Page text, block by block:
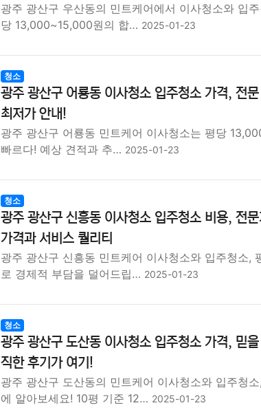
광주 광산구 우산동의 민트케어에서 이사청소와 입
당 13,000~15,000원의 합… 2025-01-23
청소
광주 광산구 어룡동 이사청소 입주청소 가격, 전
최저가 안내!
광주 광산구 어룡동 민트케어 이사청소는 평당
빠르다! 예상 견적과 추… 2025-01-23
청소
광주 광산구 신흥동 이사청소 입주청소 비용, 전
가격과 서비스 퀄리티
광주 광산구 신흥동 민트케어 이사청소와 입주청소,
로 경제적 부담을 덜어드립… 2025-01-23
청소
광주 광산구 도산동 이사청소 입주청소 가격, 믿
직한 후기가 여기!
광주 광산구 도산동의 민트케어 이사청소와 입주청
에 알아보세요! 10평 기준 12… 2025-01-23